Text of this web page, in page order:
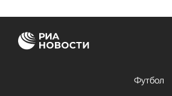
Футбол